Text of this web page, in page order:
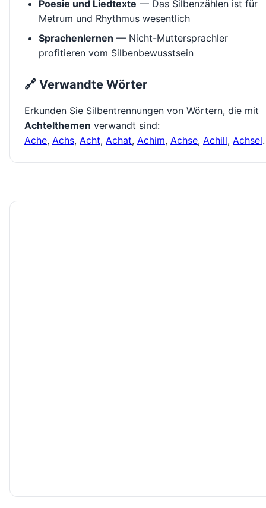
Poesie und Liedtexte — Das Silbenzählen ist für
Metrum und Rhythmus wesentlich
Sprachenlernen — Nicht-Muttersprachler
profitieren vom Silbenbewusstsein
🔗 Verwandte Wörter
Erkunden Sie Silbentrennungen von Wörtern, die mit
Achtelthemen verwandt sind:
Ache, Achs, Acht, Achat, Achim, Achse, Achill, Achsel.